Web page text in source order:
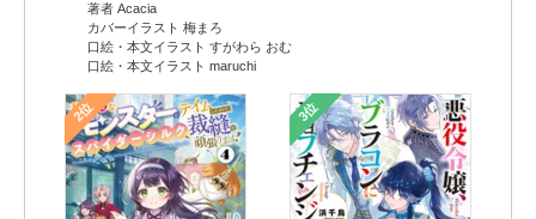
著者 Acacia
カバーイラスト 梅まろ
口絵・本文イラスト すがわら おむ
口絵・本文イラスト maruchi
2位 3位